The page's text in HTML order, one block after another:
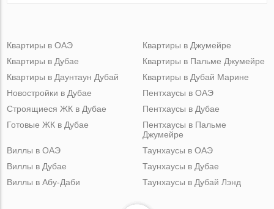
Квартиры в ОАЭ
Квартиры в Дубае
Квартиры в Даунтаун Дубай
Квартиры в Джумейре
Квартиры в Пальме Джумейре
Квартиры в Дубай Марине
Новостройки в Дубае
Строящиеся ЖК в Дубае
Готовые ЖК в Дубае
Пентхаусы в ОАЭ
Пентхаусы в Дубае
Пентхаусы в Пальме
Джумейре
Виллы в ОАЭ
Виллы в Дубае
Виллы в Абу-Даби
Таунхаусы в ОАЭ
Таунхаусы в Дубае
Таунхаусы в Дубай Лэнд